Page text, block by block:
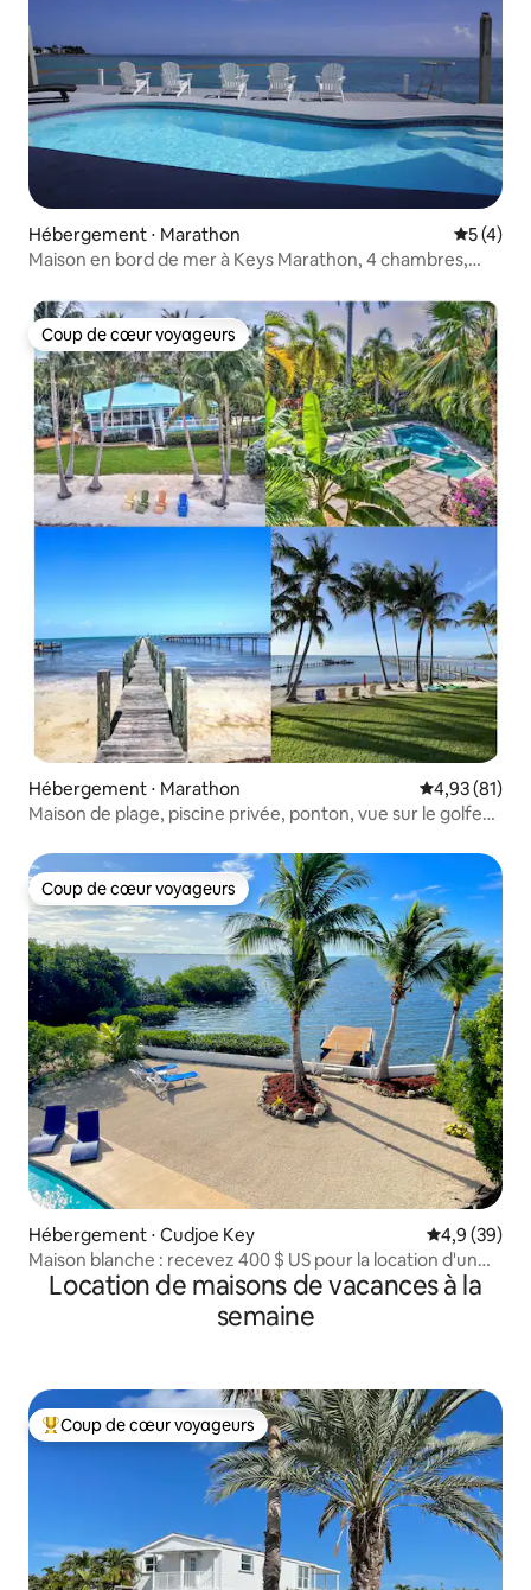
Hébergement ⋅ Marathon
5 (4)
Maison en bord de mer à Keys Marathon, 4 chambres,
Coup de cœur voyageurs
Coup de cœur voyageurs
Hébergement ⋅ Marathon Évaluation
4,93 (81)
Maison de plage, piscine privée, ponton, vue sur le golfe
Coup de cœur voyageurs
Coup de cœur voyageurs
Hébergement ⋅ Cudjoe Key Évaluation
4,9 (39)
Maison blanche : recevez 400 $ US pour la location d'un
bateau !
Location de maisons de vacances à la
semaine
Coups de cœur voyageurs les plus appréciés
Coup de cœur voyageurs